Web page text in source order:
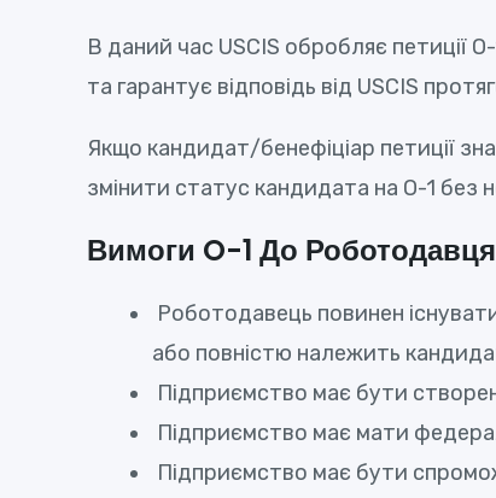
В даний час USCIS обробляє петиції
та гарантує відповідь від USCIS
Якщо кандидат/бенефіціар петиції
змінити статус кандидата на O-1 без
Вимоги O-1 До
Роботодавець повинен
або повністю належить
Підприємство має бути
Підприємство має мати
Підприємство має бути